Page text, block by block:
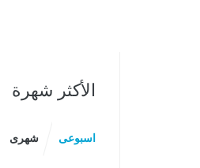
الأكثر شهرة
اسبوعى شهرى